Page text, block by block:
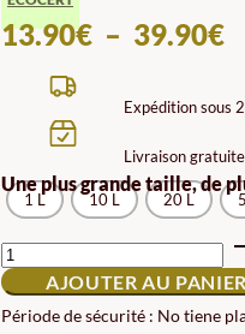
13.90€ – 39.90€
À
Expédition sous
Livraison
Une plus grande taille, de
1 L 10 L 20 L
QUANTITÉ
DE
HUMUS
LIQUIDE
DE
AJOUTER AU PANIER
Période de sécurité : No tiene